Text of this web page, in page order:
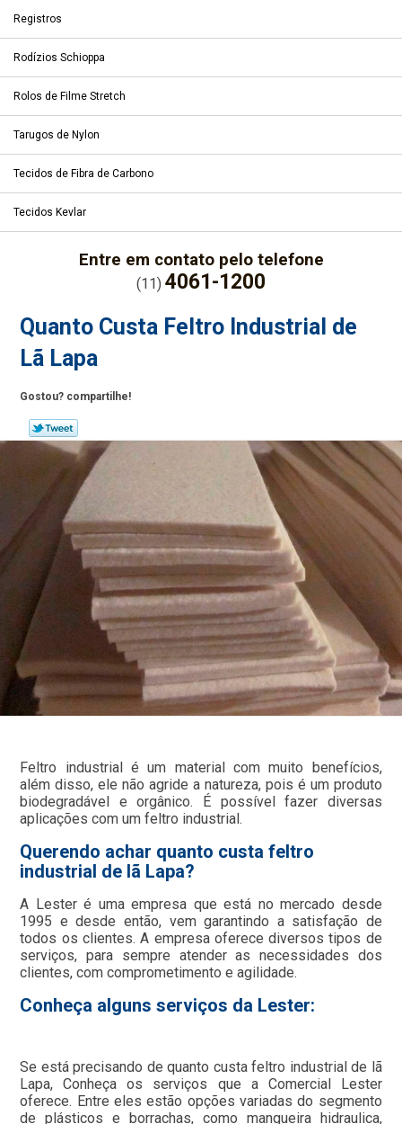
Registros
Rodízios Schioppa
Rolos de Filme Stretch
Tarugos de Nylon
Tecidos de Fibra de Carbono
Tecidos Kevlar
Entre em contato pelo telefone
(11) 4061-1200
Quanto Custa Feltro Industrial de
Lã Lapa
Gostou? compartilhe!
Feltro industrial é um material com muito benefícios,
além disso, ele não agride a natureza, pois é um produto
biodegradável e orgânico. É possível fazer diversas
aplicações com um feltro industrial.
Querendo achar quanto custa feltro
industrial de lã Lapa?
A Lester é uma empresa que está no mercado desde
1995 e desde então, vem garantindo a satisfação de
todos os clientes. A empresa oferece diversos tipos de
serviços, para sempre atender as necessidades dos
clientes, com comprometimento e agilidade.
Conheça alguns serviços da Lester:
Se está precisando de quanto custa feltro industrial de lã
Lapa, Conheça os serviços que a Comercial Lester
oferece. Entre eles estão opções variadas do segmento
de plásticos e borrachas, como mangueira hidraulica,